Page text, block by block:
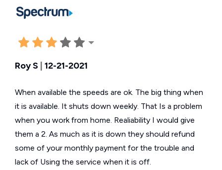
Roy S | 12-21-2021
When available the speeds are ok. The big thing when
it is available. It shuts down weekly. That Is a problem
when you work from home. Realiability I would give
them a 2. As much as it is down they should refund
some of your monthly payment for the trouble and
lack of Using the service when it is off.